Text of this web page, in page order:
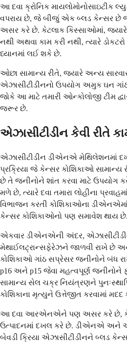
આ દવા ક્રોનિક માયલોમોનોસાઇટીક
વપરાય છે, જે બીજું એક બ્લડ કેન્સર છે
અસર કરે છે. કેટલાક કિસ્સાઓમાં, જ્યારે
નથી અથવા કામ કરી નથી, ત્યારે
ધ્યાનમાં લઈ શકે છે.
ઓછા સામાન્ય રીતે, જ્યારે અન્ય
એઝાસીટીડીનનો ઉપયોગ અમુક ઘન
જોકે આ માટે તમારી ઓન્કોલોજી ટીમ
જરૂર છે.
એઝાસીટીડીન કેવી રીતે
એઝાસીટીડીન ડીએનએ મેથિલેશનમાં
પ્રક્રિયા જે કેન્સર કોશિકાઓ સામાન્ય
છે તે જનીનોને શાંત કરવા માટે
મળે છે, ત્યારે દવા તમારા લોહીના
વિભાજન કરતી કોશિકાઓના
કેન્સર કોશિકાઓનો પણ સમાવેશ થાય છે.
એકવાર ડીએનએની અંદર,
મેથાઈલટ્રાન્સફેરેઝને જાળવી રાખે છે
કોશિકાઓ ગાંઠ સપ્રેસર જનીનોને બંધ
p16 અને p15 જેવા મહત્વપૂર્ણ જનીનોને
સામાન્ય સેલ ચક્ર નિયંત્રણને
કોશિકાના મૃત્યુને ઉત્તેજીત કરવામાં મદદ
આ દવા આરએનએને પણ અસર કરે છે,
ઉત્પાદનમાં દખલ કરે છે. ડીએનએ
બેવડી ક્રિયા એઝાસીટીડીનને બ્લડ